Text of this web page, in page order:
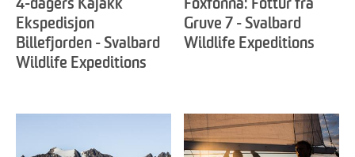
4-dagers Kajakk
Ekspedisjon
Billefjorden - Svalbard
Wildlife Expeditions
Foxfonna: Fottur fra
Gruve 7 - Svalbard
Wildlife Expeditions